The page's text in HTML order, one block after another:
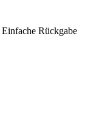
Einfache Rückgabe